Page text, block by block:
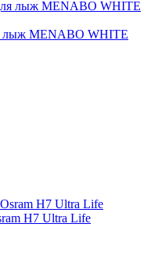
лыж MENABO WHITE
H7 Ultra Life